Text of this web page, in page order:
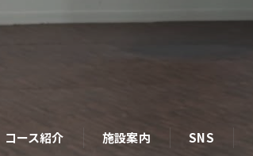
コース紹介 施設案内 SNS